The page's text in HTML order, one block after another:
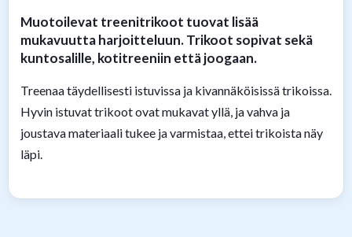
Muotoilevat treenitrikoot tuovat lisää
mukavuutta harjoitteluun. Trikoot sopivat sekä
kuntosalille, kotitreeniin että joogaan.
Treenaa täydellisesti istuvissa ja kivannäköisissä trikoissa.
Hyvin istuvat trikoot ovat mukavat yllä, ja vahva ja
joustava materiaali tukee ja varmistaa, ettei trikoista näy
läpi.